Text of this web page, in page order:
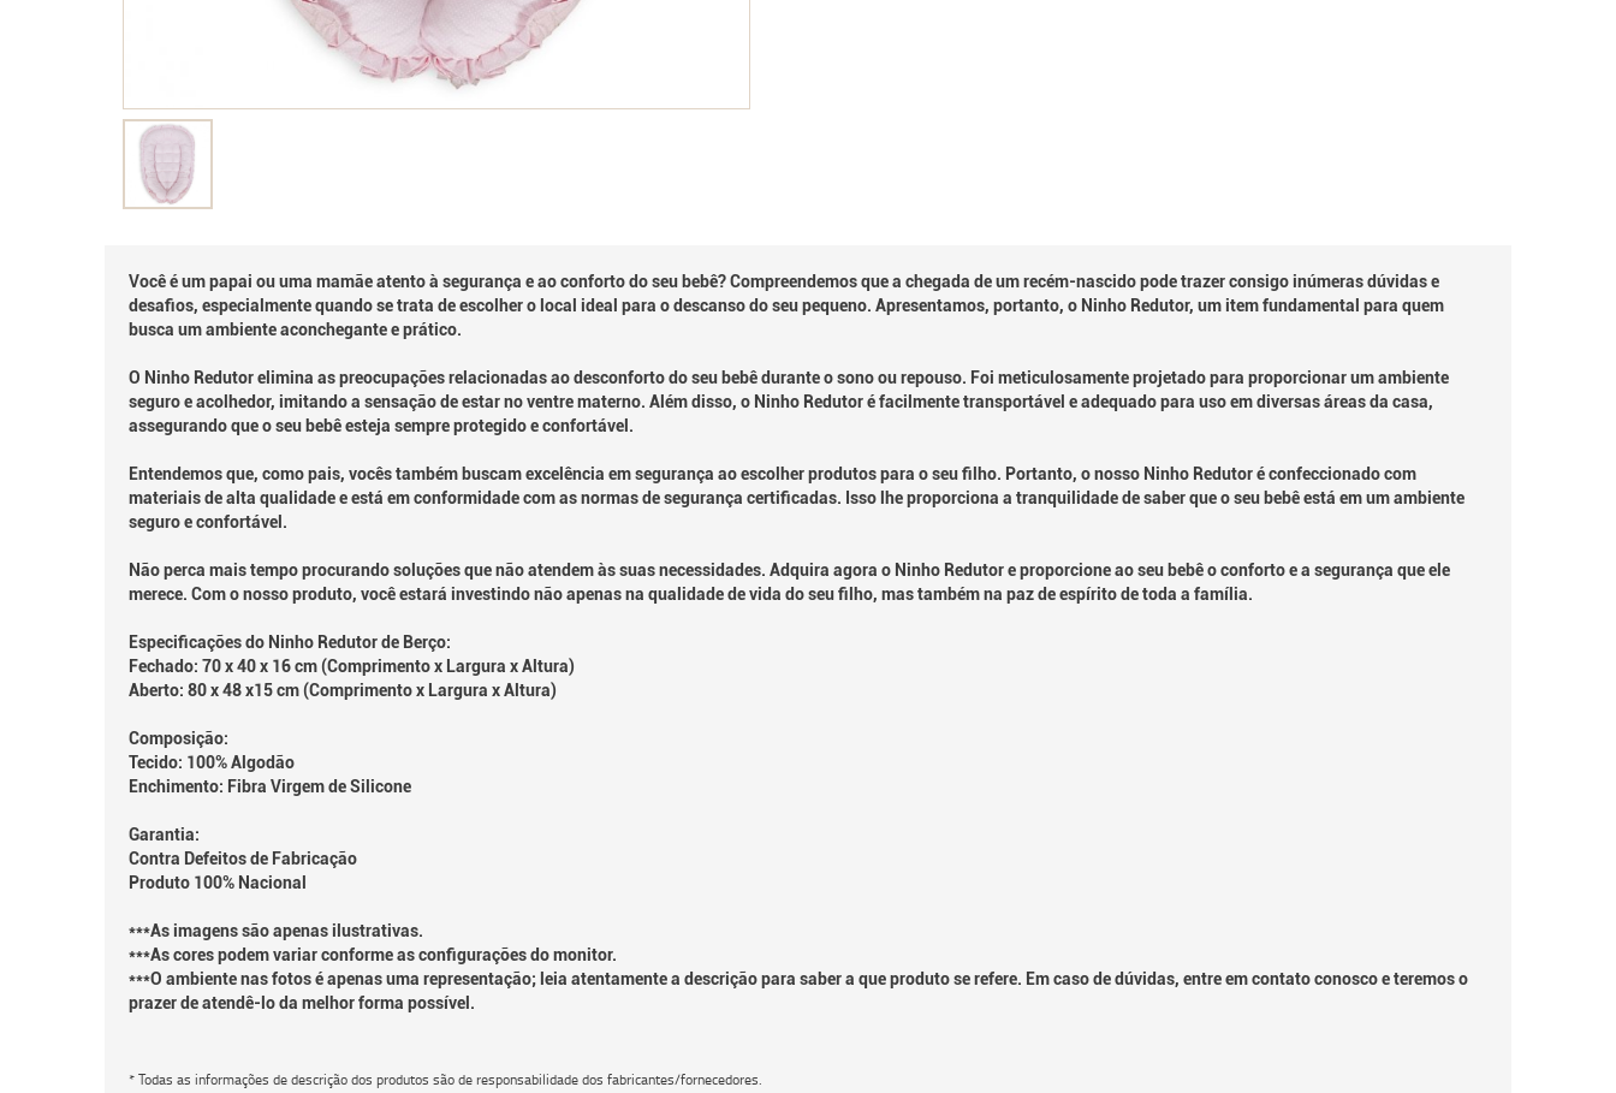
Você é um papai ou uma mamãe atento à segurança e ao conforto do seu bebê? Compreendemos que a chegada de um recém-nascido pode trazer consigo inúmeras dúvidas e
desafios, especialmente quando se trata de escolher o local ideal para o descanso do seu pequeno. Apresentamos, portanto, o Ninho Redutor, um item fundamental para quem
busca um ambiente aconchegante e prático.
O Ninho Redutor elimina as preocupações relacionadas ao desconforto do seu bebê durante o sono ou repouso. Foi meticulosamente projetado para proporcionar um ambiente
seguro e acolhedor, imitando a sensação de estar no ventre materno. Além disso, o Ninho Redutor é facilmente transportável e adequado para uso em diversas áreas da casa,
assegurando que o seu bebê esteja sempre protegido e confortável.
Entendemos que, como pais, vocês também buscam excelência em segurança ao escolher produtos para o seu filho. Portanto, o nosso Ninho Redutor é confeccionado com
materiais de alta qualidade e está em conformidade com as normas de segurança certificadas. Isso lhe proporciona a tranquilidade de saber que o seu bebê está em um ambiente
seguro e confortável.
Não perca mais tempo procurando soluções que não atendem às suas necessidades. Adquira agora o Ninho Redutor e proporcione ao seu bebê o conforto e a segurança que ele
merece. Com o nosso produto, você estará investindo não apenas na qualidade de vida do seu filho, mas também na paz de espírito de toda a família.
Especificações do Ninho Redutor de Berço:
Fechado: 70 x 40 x 16 cm (Comprimento x Largura x Altura)
Aberto: 80 x 48 x15 cm (Comprimento x Largura x Altura)
Composição:
Tecido: 100% Algodão
Enchimento: Fibra Virgem de Silicone
Garantia:
Contra Defeitos de Fabricação
Produto 100% Nacional
***As imagens são apenas ilustrativas.
***As cores podem variar conforme as configurações do monitor.
***O ambiente nas fotos é apenas uma representação; leia atentamente a descrição para saber a que produto se refere. Em caso de dúvidas, entre em contato conosco e teremos o
prazer de atendê-lo da melhor forma possível.
* Todas as informações de descrição dos produtos são de responsabilidade dos fabricantes/fornecedores.